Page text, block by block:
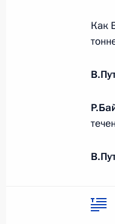
English
Как